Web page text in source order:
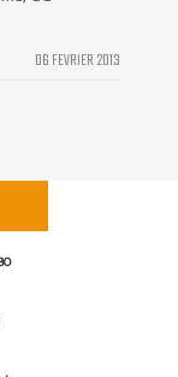
06 FEVRIER 2013